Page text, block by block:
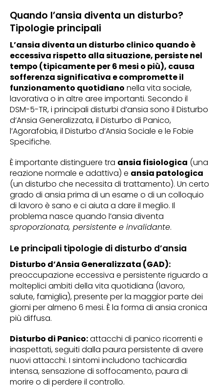
Quando l’ansia diventa un disturbo?
Tipologie principali
L’ansia diventa un disturbo clinico quando è
eccessiva rispetto alla situazione, persiste nel
tempo (tipicamente per 6 mesi o più), causa
sofferenza significativa e compromette il
funzionamento quotidiano nella vita sociale,
lavorativa o in altre aree importanti. Secondo il
DSM-5-TR, i principali disturbi d’ansia sono il Disturbo
d’Ansia Generalizzata, il Disturbo di Panico,
l’Agorafobia, il Disturbo d’Ansia Sociale e le Fobie
Specifiche.
È importante distinguere tra ansia fisiologica (una
reazione normale e adattiva) e ansia patologica
(un disturbo che necessita di trattamento). Un certo
grado di ansia prima di un esame o di un colloquio
di lavoro è sano e ci aiuta a dare il meglio. Il
problema nasce quando l’ansia diventa
sproporzionata, persistente e invalidante.
Le principali tipologie di disturbo d’ansia
Disturbo d’Ansia Generalizzata (GAD):
preoccupazione eccessiva e persistente riguardo a
molteplici ambiti della vita quotidiana (lavoro,
salute, famiglia), presente per la maggior parte dei
giorni per almeno 6 mesi. È la forma di ansia cronica
più diffusa.
Disturbo di Panico:attacchi di panico ricorrenti e
inaspettati, seguiti dalla paura persistente di avere
nuovi attacchi. I sintomi includono tachicardia
intensa, sensazione di soffocamento, paura di
morire o di perdere il controllo.